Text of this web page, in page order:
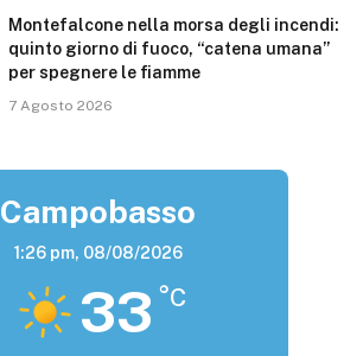
Montefalcone nella morsa degli incendi:
quinto giorno di fuoco, “catena umana”
per spegnere le fiamme
7 Agosto 2026
Campobasso
1:26 pm, 08/08/2026
33 °C